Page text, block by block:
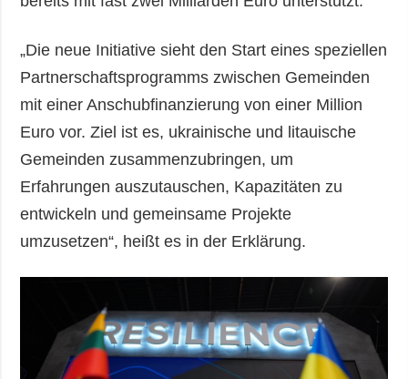
„Die neue Initiative sieht den Start eines speziellen
Partnerschaftsprogramms zwischen Gemeinden
mit einer Anschubfinanzierung von einer Million
Euro vor. Ziel ist es, ukrainische und litauische
Gemeinden zusammenzubringen, um
Erfahrungen auszutauschen, Kapazitäten zu
entwickeln und gemeinsame Projekte
umzusetzen“, heißt es in der Erklärung.